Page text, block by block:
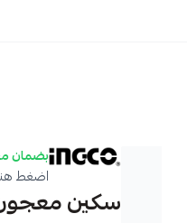
بضمان
اضغط
سكين معجون 63 ملم 2.5